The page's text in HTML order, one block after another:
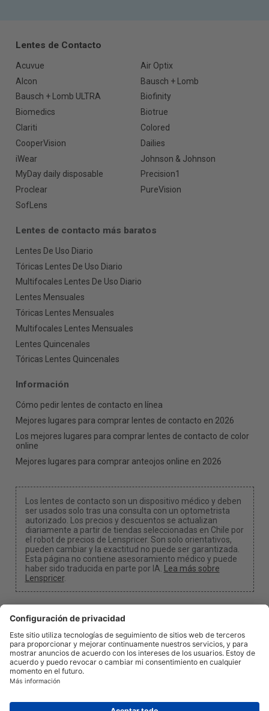
Lentes de Contacto
Acuvue
Air Optix
Alcon
Bausch + Lomb
Bausch + Lomb ULTRA
Biofinity
Biomedics
Biotrue
Clariti
Colored
CooperVision
Dailies
iWear
Johnson & Johnson
MyDay daily disposable
Precision1
Proclear
PureVision
SofLens
Lentes de contacto más baratos
Lentes De Uso Diario
Tóricas Lentes De Uso Diario
Multifocales Lentes De Uso Diario
Lentes Mensuales
Tóricas Lentes Mensuales
Multifocales Lentes Mensuales
Lentes Quincenales
Tóricas Lentes Quincenales
Información
Cómo pedir lentes de contacto en línea
Mejores lugares para comprar lentes de contacto en 2026
Los mejores lugares para comprar lentes de contacto de color
online
Mejores lugares para comprar anteojos online en 2026
Los lentes de contacto son un dispositivo médico y deben
ser usados solo tras una consulta con un optometrista
autorizado. Los precios y descuentos se actualizan
diariamente a partir de tiendas seleccionadas en Chile por
el robot de precios de Lenspricer. Son solo orientativos,
pueden cambiar y la exactitud no puede ser garantizada.
Esta página no contiene asesoramiento médico y puede
haber sido traducida en parte por IA. Lea más sobre
Lenspricer.
Configuración de cookies
Podemos recibir una comisión si usa uno de nuestros
Acerca de nosotrosNoticiasInformaciónPrivacidadLegal